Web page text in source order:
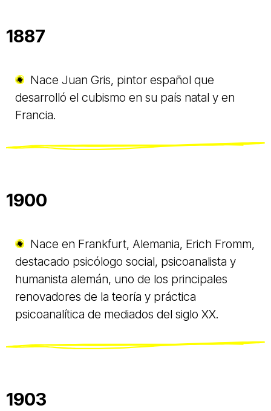
1887
Nace Juan Gris, pintor español que
desarrolló el cubismo en su país natal y en
Francia.
1900
Nace en Frankfurt, Alemania, Erich Fromm,
destacado psicólogo social, psicoanalista y
humanista alemán, uno de los principales
renovadores de la teoría y práctica
psicoanalítica de mediados del siglo XX.
1903